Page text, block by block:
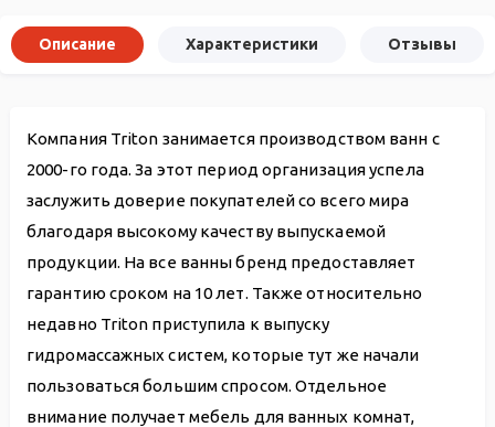
Описание Характеристики Отзывы
Компания Triton занимается производством ванн с
2000-го года. За этот период организация успела
заслужить доверие покупателей со всего мира
благодаря высокому качеству выпускаемой
продукции. На все ванны бренд предоставляет
гарантию сроком на 10 лет. Также относительно
недавно Triton приступила к выпуску
гидромассажных систем, которые тут же начали
пользоваться большим спросом. Отдельное
внимание получает мебель для ванных комнат,